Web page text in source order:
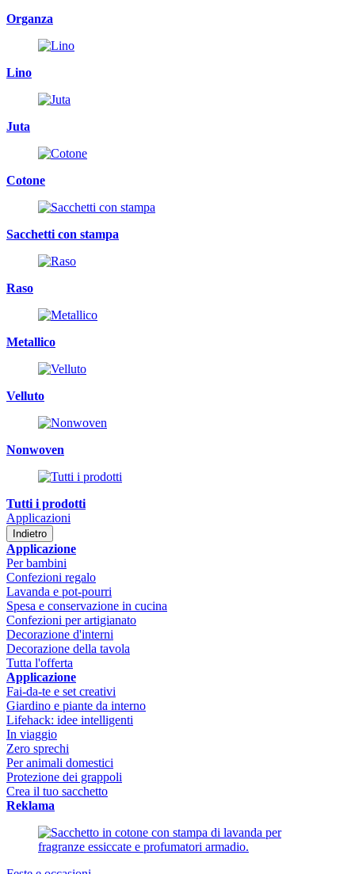
Organza
Lino
Juta
Cotone
Sacchetti con stampa
Raso
Metallico
Velluto
Nonwoven
Tutti i prodotti
Applicazioni
Indietro
Applicazione
Per bambini
Confezioni regalo
Lavanda e pot-pourri
Spesa e conservazione in cucina
Confezioni per artigianato
Decorazione d'interni
Decorazione della tavola
Tutta l'offerta
Applicazione
Fai-da-te e set creativi
Giardino e piante da interno
Lifehack: idee intelligenti
In viaggio
Zero sprechi
Per animali domestici
Protezione dei grappoli
Crea il tuo sacchetto
Reklama